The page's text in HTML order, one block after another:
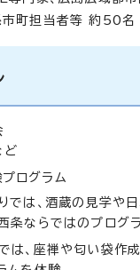
市町担当者等 約50名
ど
ログラム
では、酒蔵の見学や日
条ならではのプログ
は、座禅や匂い袋作